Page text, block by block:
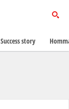
Success story